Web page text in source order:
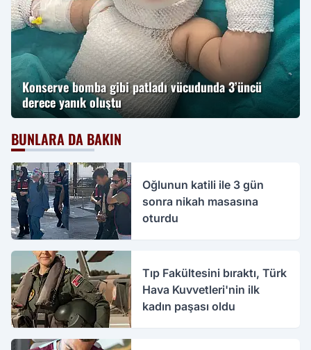
Konserve bomba gibi patladı vücudunda 3’üncü
derece yanık oluştu
BUNLARA DA BAKIN
Oğlunun katili ile 3 gün
sonra nikah masasına
oturdu
Tıp Fakültesini bıraktı, Türk
Hava Kuvvetleri'nin ilk
kadın paşası oldu